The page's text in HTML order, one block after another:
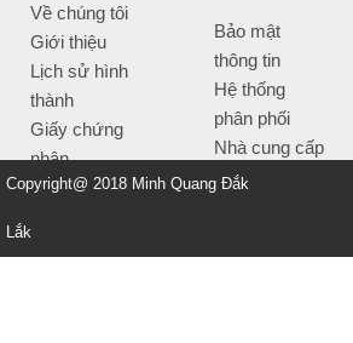
Về chúng tôi
Giới thiệu
Lịch sử hình
thành
Giấy chứng
nhận
Bảo mật
thông tin
Hệ thống
phân phối
Nhà cung cấp
Tiêu chí bán
Copyright@ 2018 Minh Quang Đắk
Lắk